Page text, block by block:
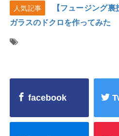
人気記事
【フュージング
ガラスのドクロを作ってみた
facebook